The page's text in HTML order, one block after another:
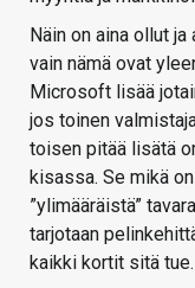
Näin on aina ollut
vain nämä ovat
Microsoft lisää
jos toinen
toisen pitää lisätä
kisassa. Se mikä
”ylimääräistä”
tarjotaan
kaikki kortit sitä tue.